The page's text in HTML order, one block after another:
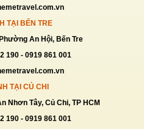
TẠI BẾN TRE
An Hội, Bến Tre
190 - 0919 861 001
TẠI CỦ CHI
Nhơn Tây, Củ Chi, TP HCM
190 - 0919 861 001